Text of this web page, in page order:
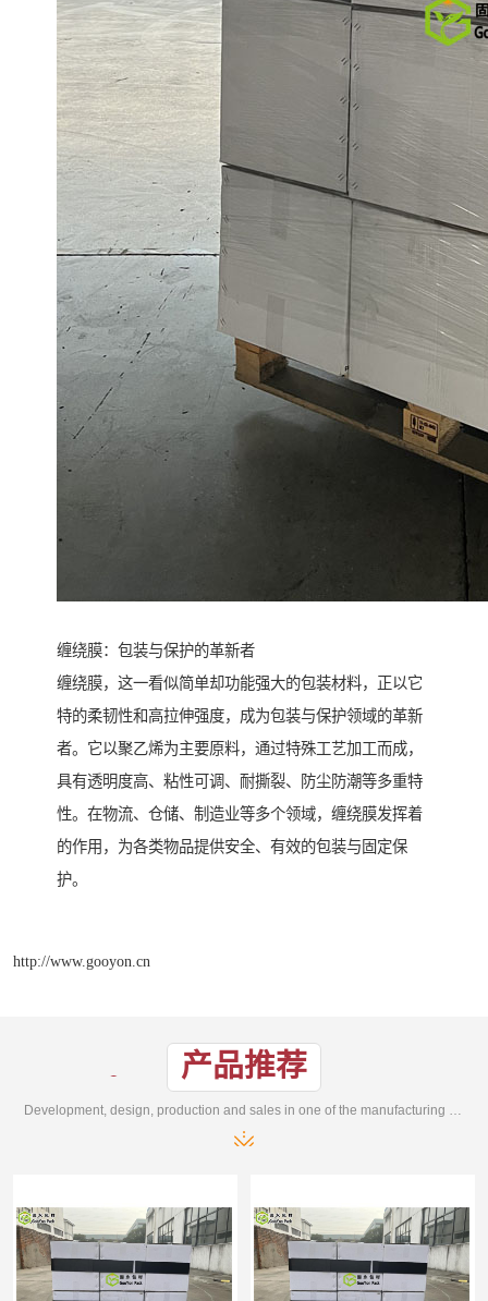
缠绕膜：包装与保护的革新者
缠绕膜，这一看似简单却功能强大的包装材料，正以它
特的柔韧性和高拉伸强度，成为包装与保护领域的革新
者。它以聚乙烯为主要原料，通过特殊工艺加工而成，
具有透明度高、粘性可调、耐撕裂、防尘防潮等多重特
性。在物流、仓储、制造业等多个领域，缠绕膜发挥着
的作用，为各类物品提供安全、有效的包装与固定保
护。
http://www.gooyon.cn
产品推荐